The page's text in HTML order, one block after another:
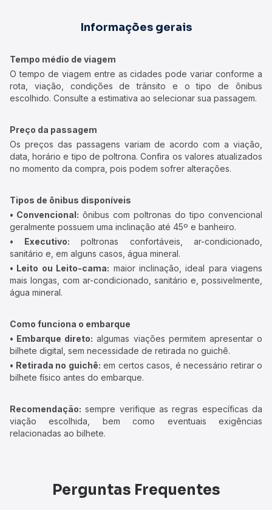
Informações gerais
Tempo médio de viagem
O tempo de viagem entre as cidades pode variar conforme a
rota, viação, condições de trânsito e o tipo de ônibus
escolhido. Consulte a estimativa ao selecionar sua passagem.
Preço da passagem
Os preços das passagens variam de acordo com a viação,
data, horário e tipo de poltrona. Confira os valores atualizados
no momento da compra, pois podem sofrer alterações.
Tipos de ônibus disponíveis
• Convencional: ônibus com poltronas do tipo convencional
geralmente possuem uma inclinação até 45º e banheiro.
• Executivo: poltronas confortáveis, ar-condicionado,
sanitário e, em alguns casos, água mineral.
• Leito ou Leito-cama: maior inclinação, ideal para viagens
mais longas, com ar-condicionado, sanitário e, possivelmente,
água mineral.
Como funciona o embarque
• Embarque direto: algumas viações permitem apresentar o
bilhete digital, sem necessidade de retirada no guichê.
• Retirada no guichê: em certos casos, é necessário retirar o
bilhete físico antes do embarque.
Recomendação: sempre verifique as regras específicas da
viação escolhida, bem como eventuais exigências
relacionadas ao bilhete.
Perguntas Frequentes